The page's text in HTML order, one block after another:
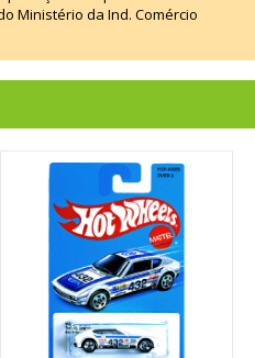
Ministério da Ind. Comércio